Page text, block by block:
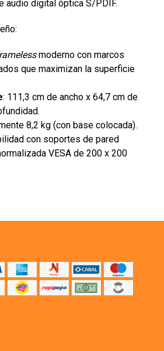
audio digital óptica S/PDIF.
moderno con marcos
que maximizan la superficie
: 111,3 cm de ancho x 64,7 cm de
8,2 kg (con base colocada).
con soportes de pared
VESA de 200 x 200